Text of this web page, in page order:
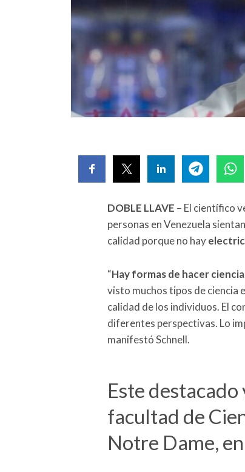
DOBLE LLAVE – El científico
personas en Venezuela
calidad porque no hay
“Hay formas de hacer
visto muchos tipos de ciencia
calidad de los individuos. El
diferentes perspectivas. Lo
manifestó Schnell.
Este
facultad de
Notre Dame,